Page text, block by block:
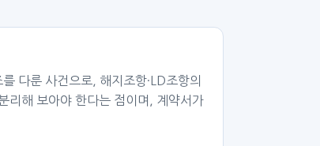
다룬 사건으로, 해지조항·LD조항의
리해 보아야 한다는 점이며, 계약서가